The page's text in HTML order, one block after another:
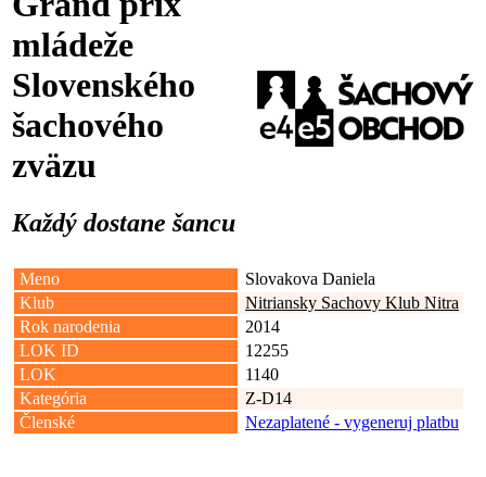
mládeže
Slovenského
šachového
zväzu
Každý dostane šancu
Meno
Slovakova Daniela
Klub
Nitriansky Sachovy Klub Nitra
Rok narodenia
2014
LOK ID
12255
LOK
1140
Kategória
Z-D14
Členské
Nezaplatené - vygeneruj platbu